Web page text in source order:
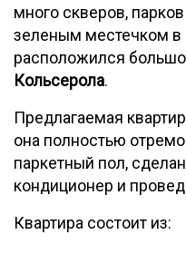
много скверов,
зеленым местечком
расположился
Кольсерола.
Предлагаемая
она полностью
паркетный пол,
кондиционер и
Квартира состоит из: